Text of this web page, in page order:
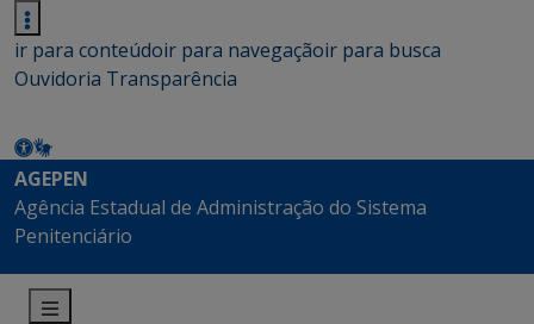
ir para conteúdoir para navegaçãoir para busca
Ouvidoria Transparência
AGEPEN
Agência Estadual de Administração do Sistema
Penitenciário